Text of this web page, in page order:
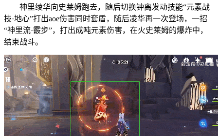
神里绫华向史莱姆跑去，随后切换钟离发动技能“元素战
技·地心”打出aoe伤害同时套盾，随后凌华再一次登场，一招
“神里流·霰步”，打出成吨元素伤害，在火史莱姆的爆炸中，
结束战斗。